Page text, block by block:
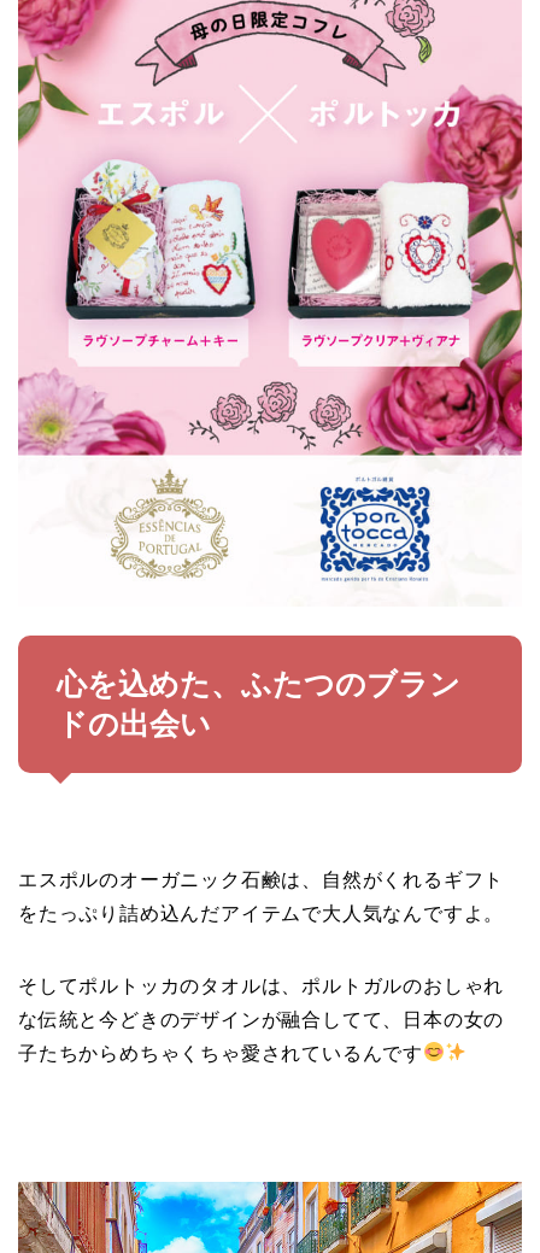
心を込めた、ふたつのブラン
ドの出会い
エスポルのオーガニック石鹸は、自然がくれるギフト
をたっぷり詰め込んだアイテムで大人気なんですよ。
そしてポルトッカのタオルは、ポルトガルのおしゃれ
な伝統と今どきのデザインが融合してて、日本の女の
子たちからめちゃくちゃ愛されているんです